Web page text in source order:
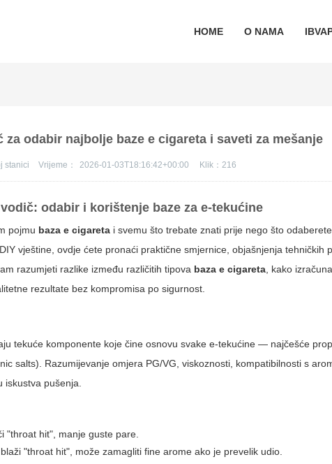
HOME O NAMA
za odabir najbolje baze e cigareta i saveti za mešanje
stanici Vrijeme： 2026-01-03T18:16:42+00:00 Klik：216
odabir i korištenje baze za e-tekućine
pojmu baza e cigareta i svemu što trebate znati prije nego što
vještine, ovdje ćete pronaći praktične smjernice, objašnjenja tehničkih
razumjeti razlike između različitih tipova baza e cigareta , kako
rezultate bez kompromisa po sigurnost.
tekuće komponente koje čine osnovu svake e-tekućine — najčešće
salts). Razumijevanje omjera PG/VG, viskoznosti, kompatibilnosti s
pušenja.
"throat hit", manje guste pare.
"throat hit", može zamagliti fine arome ako je prevelik udio.